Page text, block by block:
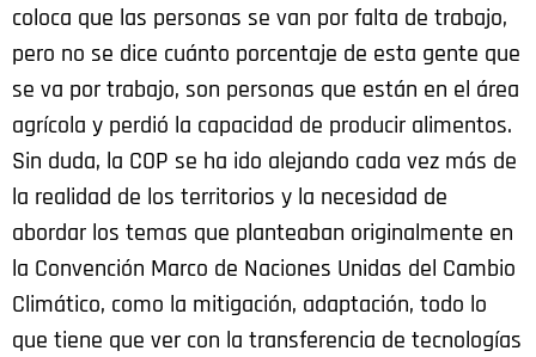
coloca que las personas se van por falta de trabajo,
pero no se dice cuánto porcentaje de esta gente que
se va por trabajo, son personas que están en el área
agrícola y perdió la capacidad de producir alimentos.
Sin duda, la COP se ha ido alejando cada vez más de
la realidad de los territorios y la necesidad de
abordar los temas que planteaban originalmente en
la Convención Marco de Naciones Unidas del Cambio
Climático, como la mitigación, adaptación, todo lo
que tiene que ver con la transferencia de tecnologías